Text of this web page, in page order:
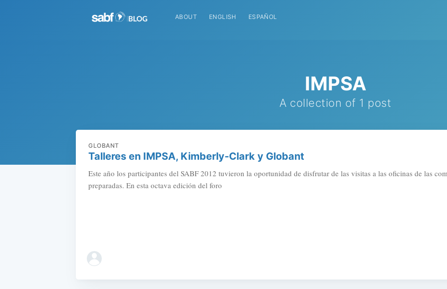
ABOUT ENGLISH ESPAÑOL
IMPSA
A collection of 1 post
GLOBANT
Talleres en IMPSA, Kimberly-Clark y Globant
Este año los participantes del SABF 2012 tuvieron la oportunidad de disfrutar de las visitas a las oficinas de las
preparadas. En esta octava edición del foro